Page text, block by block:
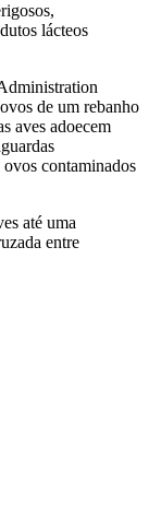
lácteos
de um rebanho
aves adoecem
contaminados
até uma
entre